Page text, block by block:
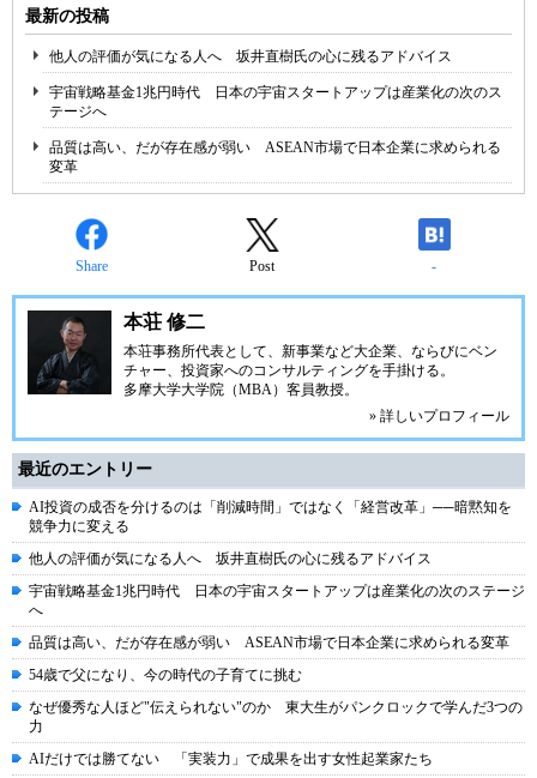
最新の投稿
他人の評価が気になる人へ 坂井直樹氏の心に残るアドバイス
宇宙戦略基金1兆円時代 日本の宇宙スタートアップは産業化の次のス
テージへ
品質は高い、だが存在感が弱い ASEAN市場で日本企業に求められる
変革
Share Post -
本荘 修二
本荘事務所代表として、新事業など大企業、ならびにベン
チャー、投資家へのコンサルティングを手掛ける。
多摩大学大学院（MBA）客員教授。
» 詳しいプロフィール
最近のエントリー
AI投資の成否を分けるのは「削減時間」ではなく「経営改革」──暗黙知を
競争力に変える
他人の評価が気になる人へ 坂井直樹氏の心に残るアドバイス
宇宙戦略基金1兆円時代 日本の宇宙スタートアップは産業化の次のステージ
へ
品質は高い、だが存在感が弱い ASEAN市場で日本企業に求められる変革
54歳で父になり、今の時代の子育てに挑む
なぜ優秀な人ほど"伝えられない"のか 東大生がパンクロックで学んだ3つの
力
AIだけでは勝てない 「実装力」で成果を出す女性起業家たち